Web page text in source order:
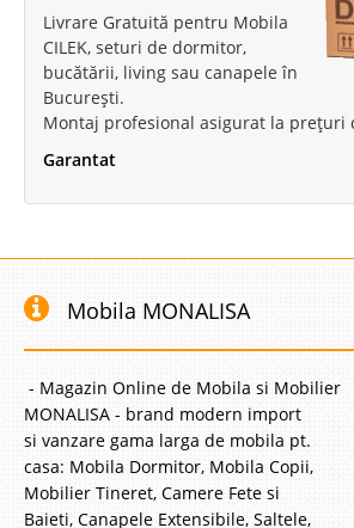
Livrare Gratuită pentru Mobila
CILEK, seturi de dormitor,
bucătării, living sau canapele în
București.
Montaj profesional asigurat la prețuri
Garantat
Mobila MONALISA
- Magazin Online de Mobila si Mobilier
MONALISA - brand modern import
si vanzare gama larga de mobila pt.
casa: Mobila Dormitor, Mobila Copii,
Mobilier Tineret, Camere Fete si
Baieti, Canapele Extensibile, Saltele,